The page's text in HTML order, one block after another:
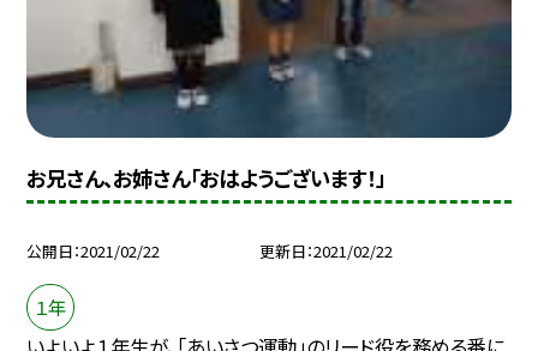
お兄さん、お姉さん「おはようございます！」
公開日 2021/02/22 更新日 2021/02/22
１年